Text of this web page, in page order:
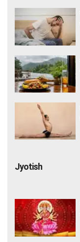
Jyotish